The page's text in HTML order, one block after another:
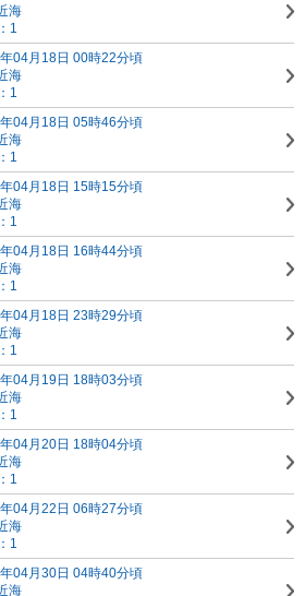
海
1
04月18日 00時22分頃
海
1
04月18日 05時46分頃
海
1
04月18日 15時15分頃
海
1
04月18日 16時44分頃
海
1
04月18日 23時29分頃
海
1
04月19日 18時03分頃
海
1
04月20日 18時04分頃
海
1
04月22日 06時27分頃
海
1
04月30日 04時40分頃
海